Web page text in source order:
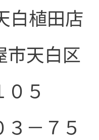
白植田店
市天白区
５
－７５